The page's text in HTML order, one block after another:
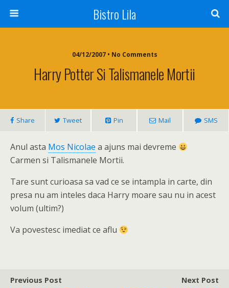
Bistro Lila
04/12/2007 • No Comments
Harry Potter Si Talismanele Mortii
Share Tweet Pin Mail SMS
Anul asta Mos Nicolae a ajuns mai devreme
Carmen si Talismanele Mortii.
Tare sunt curioasa sa vad ce se intampla in carte, din
presa nu am inteles daca Harry moare sau nu in acest
volum (ultim?)
Va povestesc imediat ce aflu
Previous Post
Next Post